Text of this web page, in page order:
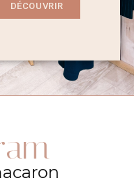
DÉCOUVRIR